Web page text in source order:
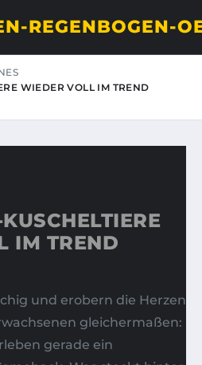
REGENBOGEN-
WIEDER VOLL IM TREND
IM TREND
und erobern die Herzen
gleichermaßen:
gerade ein